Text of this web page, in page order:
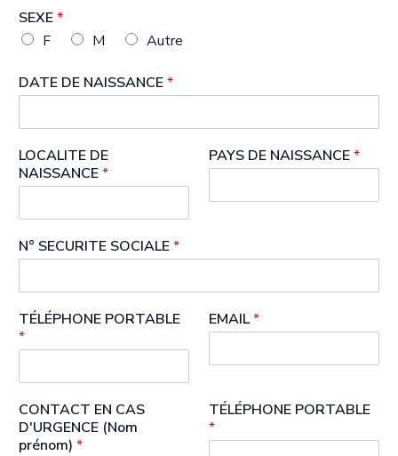
SEXE*
F
M Autre
DATE DE NAISSANCE*
LOCALITE DE
NAISSANCE*
PAYS DE NAISSANCE*
N° SECURITE SOCIALE*
TÉLÉPHONE PORTABLE
*
EMAIL*
CONTACT EN CAS
D'URGENCE (Nom
prénom) *
TÉLÉPHONE PORTABLE
*